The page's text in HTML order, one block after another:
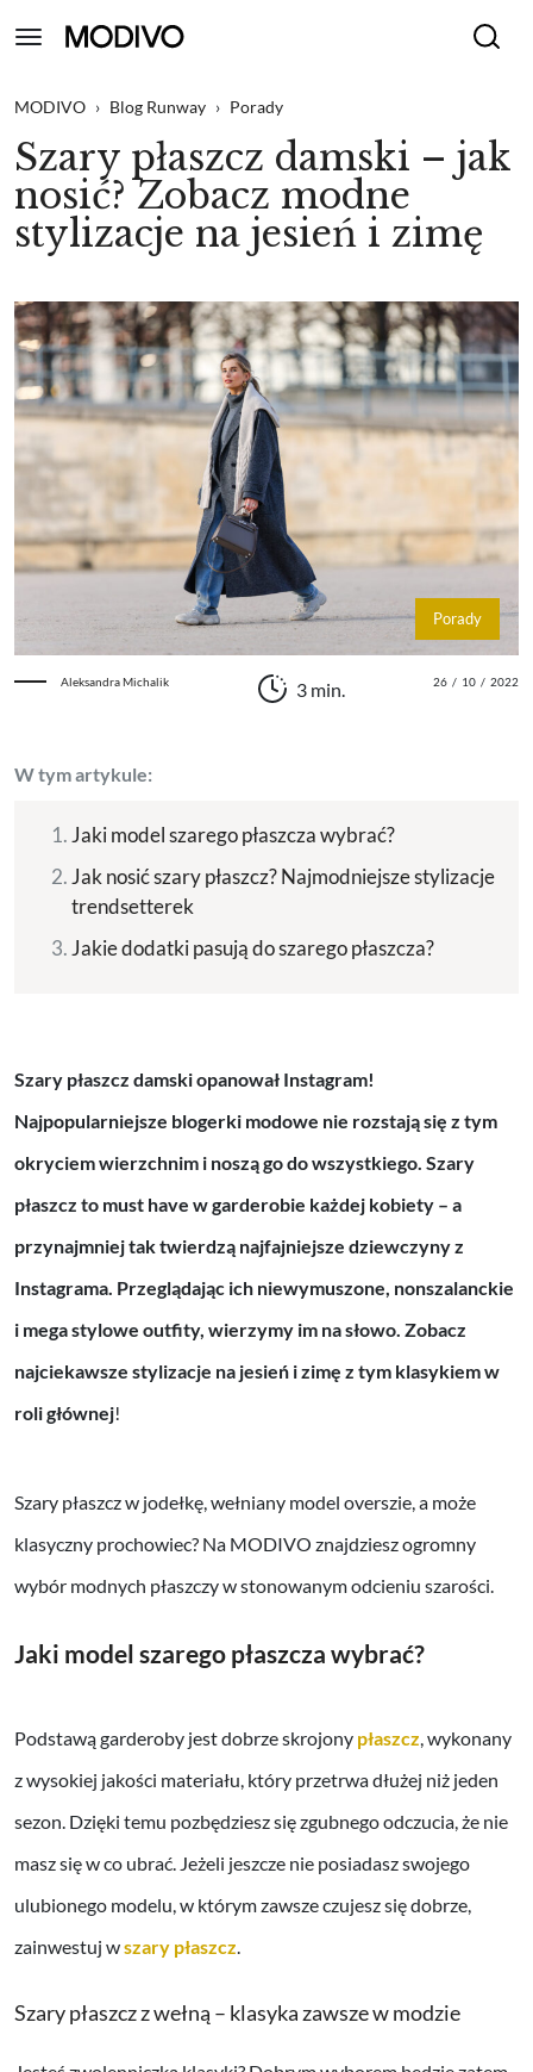
MODIVO › Blog Runway › Porady
Szary płaszcz damski – jak
nosić? Zobacz modne
stylizacje na jesień i zimę
Porady
Aleksandra Michalik 3 min. 26 / 10 / 2022
W tym artykule:
Jaki model szarego płaszcza wybrać?
Jak nosić szary płaszcz? Najmodniejsze stylizacje
trendsetterek
Jakie dodatki pasują do szarego płaszcza?
Szary płaszcz damski opanował Instagram!
Najpopularniejsze blogerki modowe nie rozstają się z tym
okryciem wierzchnim i noszą go do wszystkiego. Szary
płaszcz to must have w garderobie każdej kobiety – a
przynajmniej tak twierdzą najfajniejsze dziewczyny z
Instagrama. Przeglądając ich niewymuszone, nonszalanckie
i mega stylowe outfity, wierzymy im na słowo. Zobacz
najciekawsze stylizacje na jesień i zimę z tym klasykiem w
roli głównej!
Szary płaszcz w jodełkę, wełniany model overszie, a może
klasyczny prochowiec? Na MODIVO znajdziesz ogromny
wybór modnych płaszczy w stonowanym odcieniu szarości.
Jaki model szarego płaszcza wybrać?
Podstawą garderoby jest dobrze skrojony płaszcz, wykonany
z wysokiej jakości materiału, który przetrwa dłużej niż jeden
sezon. Dzięki temu pozbędziesz się zgubnego odczucia, że nie
masz się w co ubrać. Jeżeli jeszcze nie posiadasz swojego
ulubionego modelu, w którym zawsze czujesz się dobrze,
zainwestuj wszary płaszcz.
Szary płaszcz z wełną – klasyka zawsze w modzie